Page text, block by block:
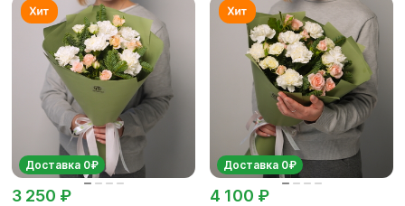
Доставка 0₽
3 250 ₽
Доставка 0₽
4 100 ₽